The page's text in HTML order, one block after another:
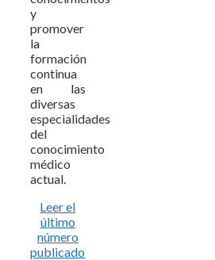
y
promover
la
formación
continua
en las
diversas
especialidades
del
conocimiento
médico
actual.
Leer el
último
número
publicado